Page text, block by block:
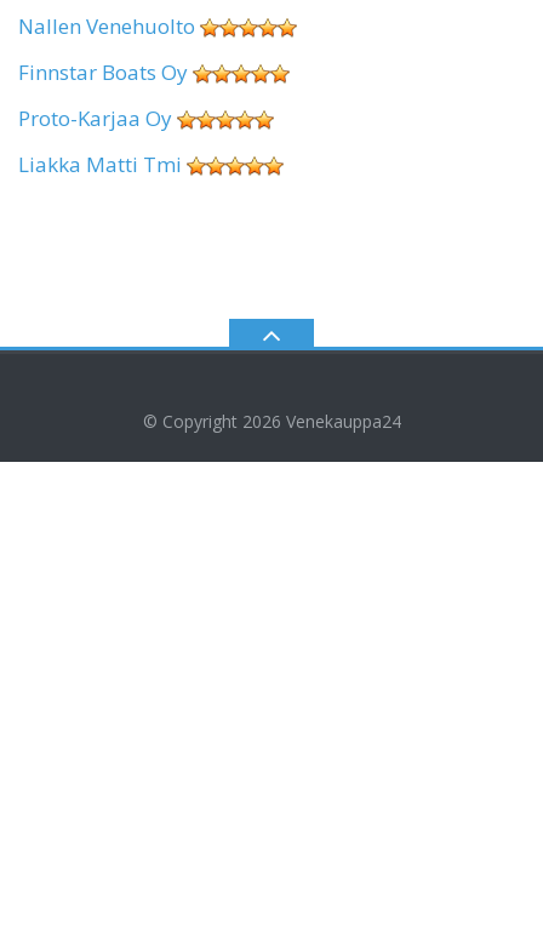
Nallen Venehuolto
Finnstar Boats Oy
Proto-Karjaa Oy
Liakka Matti Tmi
© Copyright 2026 Venekauppa24